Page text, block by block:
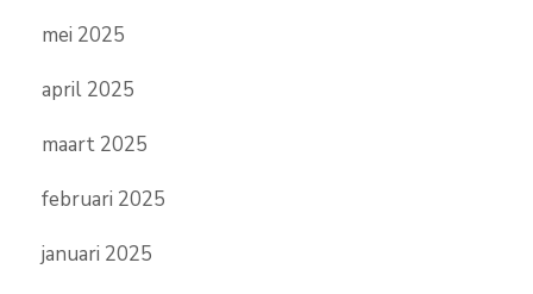
mei 2025
april 2025
maart 2025
februari 2025
januari 2025